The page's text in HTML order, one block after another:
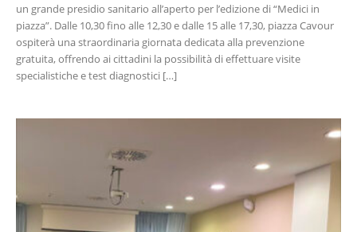
un grande presidio sanitario all’aperto per l’edizione di “Medici in
piazza”. Dalle 10,30 fino alle 12,30 e dalle 15 alle 17,30, piazza Cavour
ospiterà una straordinaria giornata dedicata alla prevenzione
gratuita, offrendo ai cittadini la possibilità di effettuare visite
specialistiche e test diagnostici […]